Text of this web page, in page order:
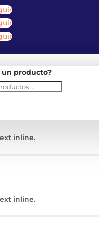
un producto?
inline.
inline.
para localizar la entrada.